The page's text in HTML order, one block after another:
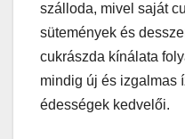
szálloda, mivel saját
sütemények és
cukrászda kínálata
mindig új és izgalmas
édességek kedvelői.